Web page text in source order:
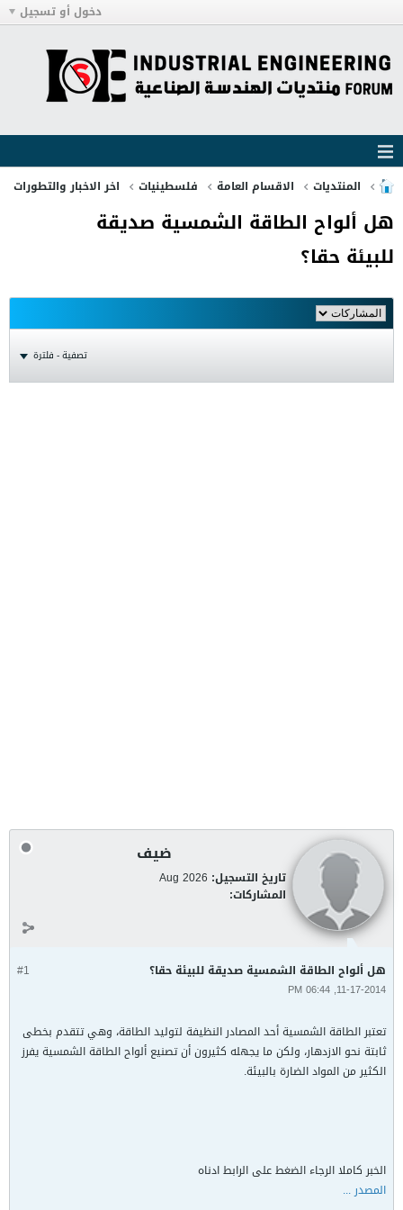
دخول أو تسجيل
المنتديات الاقسام العامة فلسطينيات اخر الاخبار والتطورات
هل ألواح الطاقة الشمسية صديقة
للبيئة حقا؟
تصفية - فلترة
ضيف
تاريخ التسجيل: Aug 2026
المشاركات:
#1 هل ألواح الطاقة الشمسية صديقة للبيئة حقا؟
11-17-2014, 06:44 PM
تعتبر الطاقة الشمسية أحد المصادر النظيفة لتوليد الطاقة، وهي تتقدم بخطى
ثابتة نحو الازدهار، ولكن ما يجهله كثيرون أن تصنيع ألواح الطاقة الشمسية يفرز
الكثير من المواد الضارة بالبيئة.
الخبر كاملا الرجاء الضغط على الرابط ادناه
المصدر ...